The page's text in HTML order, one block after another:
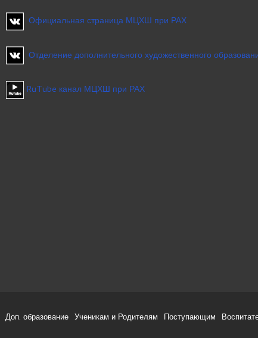
Официальная страница МЦХШ при РАХ
Отделение дополнительного художественного
RuTube канал МЦХШ при РАХ
Доп. образование Ученикам и Родителям Поступающим